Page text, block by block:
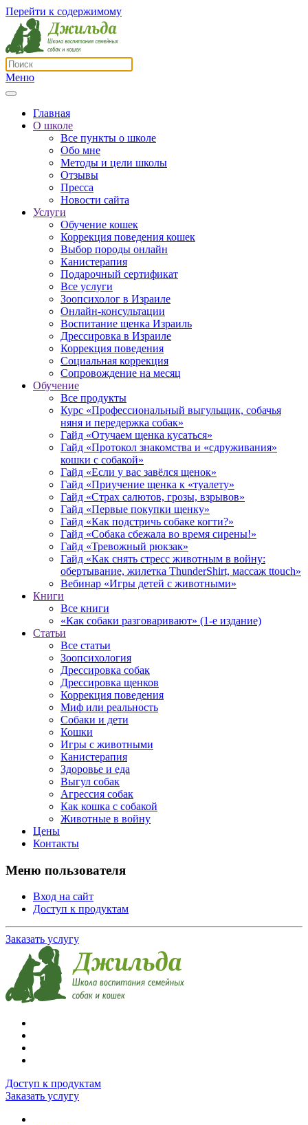
Перейти к содержимому
Меню
Главная
О школе
Все пункты о школе
Обо мне
Методы и цели школы
Отзывы
Пресса
Новости сайта
Услуги
Обучение кошек
Коррекция поведения кошек
Выбор породы онлайн
Канистерапия
Подарочный сертификат
Все услуги
Зоопсихолог в Израиле
Онлайн-консультации
Воспитание щенка Израиль
Дрессировка в Израиле
Коррекция поведения
Социальная коррекция
Сопровождение на месяц
Обучение
Все продукты
Курс «Профессиональный выгульщик, собачья
няня и передержка собак»
Гайд «Отучаем щенка кусаться»
Гайд «Протокол знакомства и «сдруживания»
кошки с собакой»
Гайд «Если у вас завёлся щенок»
Гайд «Приучение щенка к «туалету»
Гайд «Страх салютов, грозы, взрывов»
Гайд «Первые покупки щенку»
Гайд «Как подстричь собаке когти?»
Гайд «Собака сбежала во время сирены!»
Гайд «Тревожный рюкзак»
Гайд «Как снять стресс животным в войну:
обертывание, жилетка ThunderShirt, массаж ttouch»
Вебинар «Игры детей с животными»
Книги
Все книги
«Как собаки разговаривают» (1-е издание)
Статьи
Все статьи
Зоопсихология
Дрессировка собак
Дрессировка щенков
Коррекция поведения
Миф или реальность
Собаки и дети
Кошки
Игры с животными
Канистерапия
Здоровье и еда
Выгул собак
Агрессия собак
Как кошка с собакой
Животные в войну
Цены
Контакты
Меню пользователя
Вход на сайт
Доступ к продуктам
Заказать услугу
Доступ к продуктам
Заказать услугу